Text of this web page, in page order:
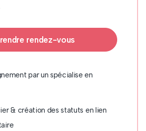
rendez-vous
par un spécialise en
& création des statuts en lien